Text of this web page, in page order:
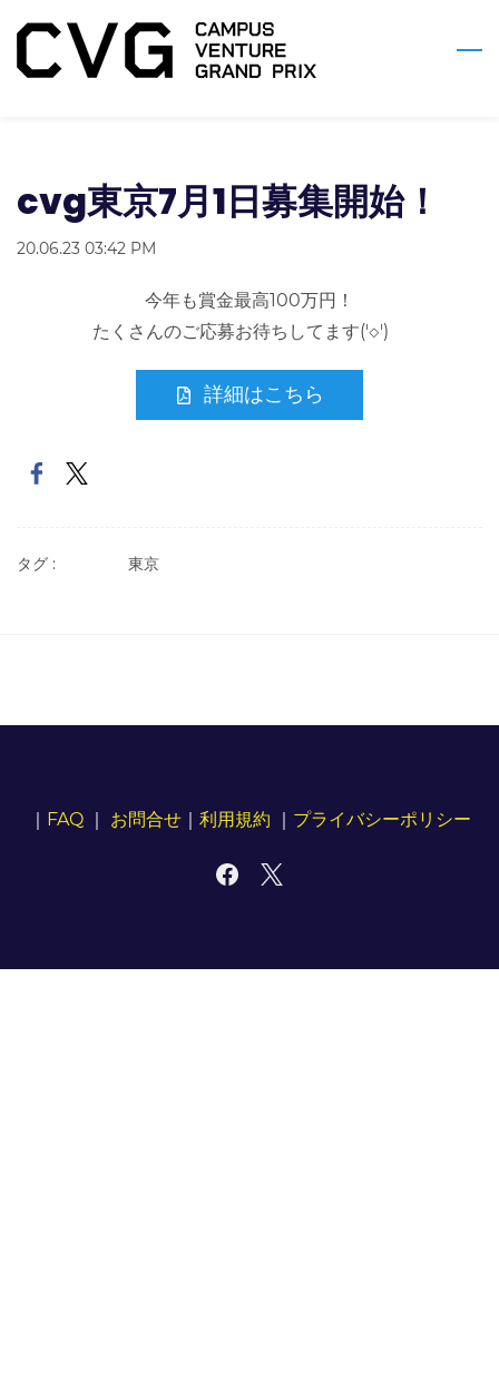
main
cvg東京7月1日募集開始！
20.06.23 03:42 PM
今年も賞金最高100万円！
たくさんのご応募お待ちしてます('◇')ゞ
詳細はこちら
タグ : 東京
｜ FAQ｜ お問合せ｜ 利用規約 ｜ プライバシーポリシー